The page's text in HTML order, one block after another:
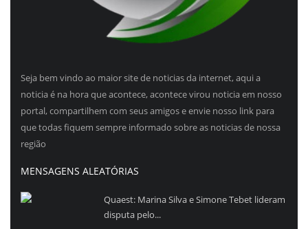
Seja bem vindo ao maior site de noticias da internet, aqui a
noticia é na hora que acontece, acontece virou noticia em nosso
portal, compartilhem com seus amigos e envie nosso link para
que todas fiquem sempre informado sobre as noticias de nossa
região
MENSAGENS ALEATÓRIAS
Quaest: Marina Silva e Simone Tebet lideram
disputa pelo...